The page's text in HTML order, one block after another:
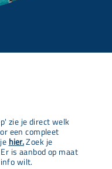
zie je direct welk
een compleet
hier.Zoek je
is aanbod op maat
wilt.